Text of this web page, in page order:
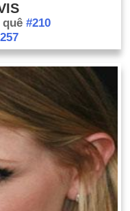
quê #210